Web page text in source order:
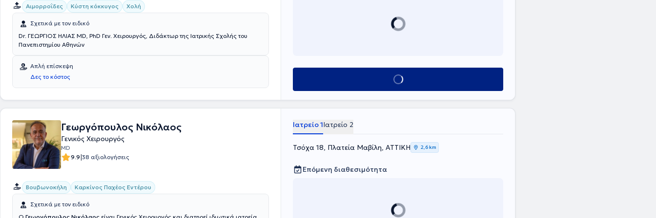
Αιμορροΐδες Κύστη κόκκυγος Χολή
Σχετικά με τον ειδικό
Dr. ΓΕΩΡΓΙΟΣ ΗΛΙΑΣ MD, PhD Γεν. Χειρουργός, Διδάκτωρ της Ιατρικής Σχολής του
Πανεπιστημίου Αθηνών
Απλή επίσκεψη
Δες το κόστος
Κλείσε ραντεβού
Γεωργόπουλος Νικόλαος
Γενικός Χειρουργός
MD
9.9|38 αξιολογήσεις
Βουβωνοκήλη Καρκίνος Παχέος Εντέρου
Σχετικά με τον ειδικό
Ιατρείο 1Ιατρείο 2
Τσόχα 18, Πλατεία Μαβίλη, ΑΤΤΙΚΗ 2,6 km
Επόμενη διαθεσιμότητα